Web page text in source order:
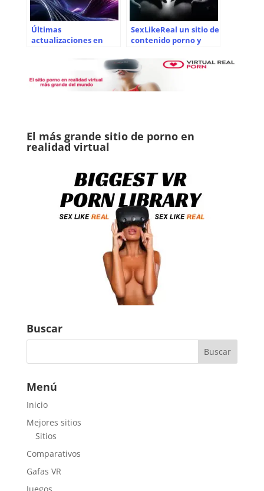
Últimas
actualizaciones en
SexLikeReal un sitio de
contenido porno y
El más grande sitio de porno en
realidad virtual
Buscar
Menú
Inicio
Mejores sitios
Sitios
Comparativos
Gafas VR